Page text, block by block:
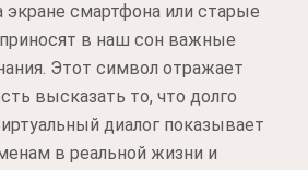
экране смартфона или старые
в наш сон важные
Этот символ отражает
высказать то, что долго
диалог показывает
в реальной жизни и